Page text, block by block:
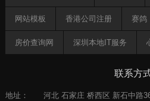
网站模板 香港公司注册 赛鸽
房价查询网 深圳本地IT服务
ISO认证
联系方
地址：
河北 石家庄 桥西区 新石中路